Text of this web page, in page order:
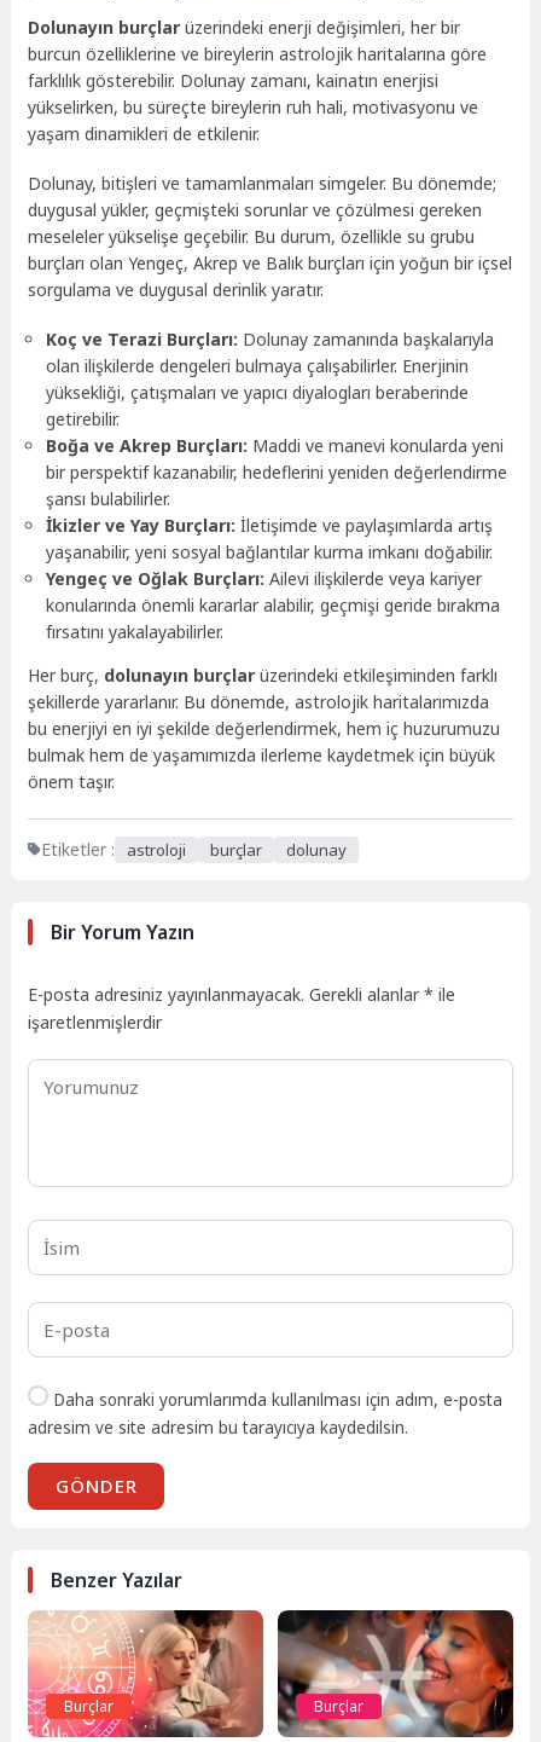
Dolunayın burçlar üzerindeki enerji değişimleri, her bir
burcun özelliklerine ve bireylerin astrolojik haritalarına göre
farklılık gösterebilir. Dolunay zamanı, kainatın enerjisi
yükselirken, bu süreçte bireylerin ruh hali, motivasyonu ve
yaşam dinamikleri de etkilenir.
Dolunay, bitişleri ve tamamlanmaları simgeler. Bu dönemde;
duygusal yükler, geçmişteki sorunlar ve çözülmesi gereken
meseleler yükselişe geçebilir. Bu durum, özellikle su grubu
burçları olan Yengeç, Akrep ve Balık burçları için yoğun bir içsel
sorgulama ve duygusal derinlik yaratır.
Koç ve Terazi Burçları: Dolunay zamanında başkalarıyla
olan ilişkilerde dengeleri bulmaya çalışabilirler. Enerjinin
yüksekliği, çatışmaları ve yapıcı diyalogları beraberinde
getirebilir.
Boğa ve Akrep Burçları: Maddi ve manevi konularda yeni
bir perspektif kazanabilir, hedeflerini yeniden değerlendirme
şansı bulabilirler.
İkizler ve Yay Burçları: İletişimde ve paylaşımlarda artış
yaşanabilir, yeni sosyal bağlantılar kurma imkanı doğabilir.
Yengeç ve Oğlak Burçları: Ailevi ilişkilerde veya kariyer
konularında önemli kararlar alabilir, geçmişi geride bırakma
fırsatını yakalayabilirler.
Her burç, dolunayın burçlar üzerindeki etkileşiminden farklı
şekillerde yararlanır. Bu dönemde, astrolojik haritalarımızda
bu enerjiyi en iyi şekilde değerlendirmek, hem iç huzurumuzu
bulmak hem de yaşamımızda ilerleme kaydetmek için büyük
önem taşır.
Etiketler : astroloji burçlar dolunay
Bir Yorum Yazın
E-posta adresiniz yayınlanmayacak. Gerekli alanlar* ile
işaretlenmişlerdir
Daha sonraki yorumlarımda kullanılması için adım, e-posta
adresim ve site adresim bu tarayıcıya kaydedilsin.
GÖNDER
Benzer Yazılar
Burçlar Burçlar